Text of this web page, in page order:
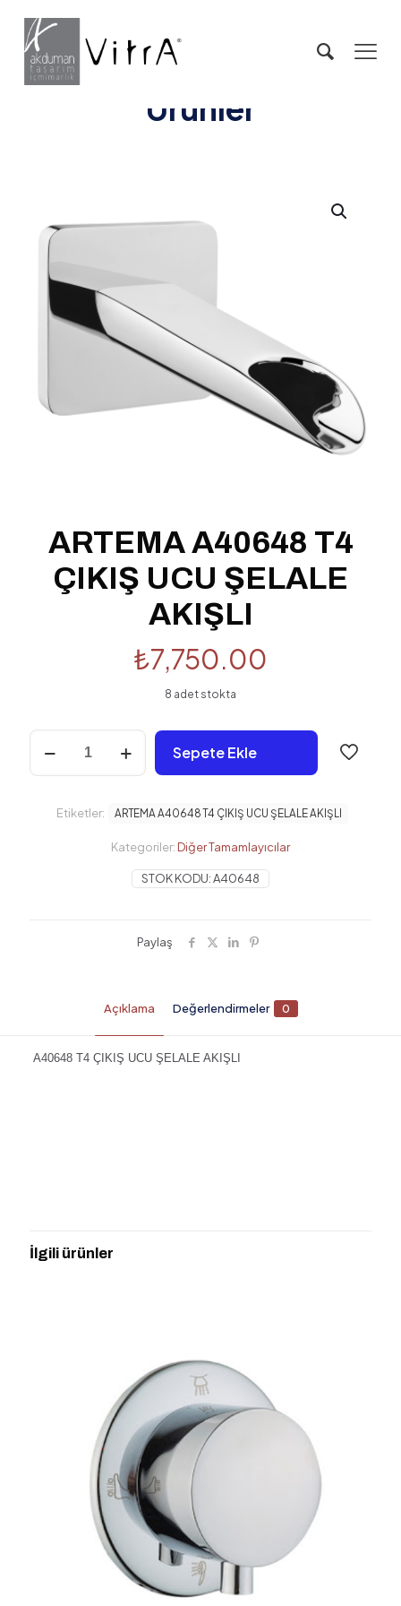
Ürünler
ARTEMA A40648 T4
ÇIKIŞ UCU ŞELALE
AKIŞLI
₺7,750.00
8 adet stokta
ARTEMA
A40648
T4
ŞELALE
Sepete Ekle
STOK KODU:A40648
Kategoriler: Diğer Tamamlayıcılar
Etiketler: ARTEMA A40648 T4 ÇIKIŞ UCU ŞELALE AKIŞLI
Paylaş
Açıklama Değerlendirmeler 0
A40648 T4 ÇIKIŞ UCU ŞELALE AKIŞLI
ŞELALE AKIŞLI” için yorum yapan ilk
kişi siz olun
2/5
yıldız
3/5
yıldız
4/5
İlgili ürünler